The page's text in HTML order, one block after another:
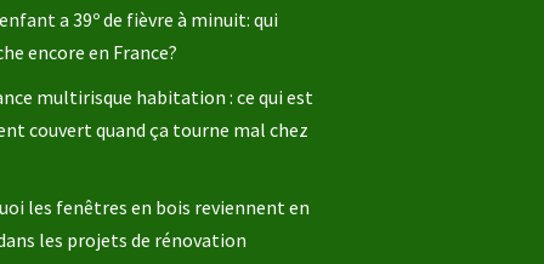
a 39º de fièvre à minuit: qui
encore en France?
multirisque habitation : ce qui est
couvert quand ça tourne mal chez
les fenêtres en bois reviennent en
les projets de rénovation